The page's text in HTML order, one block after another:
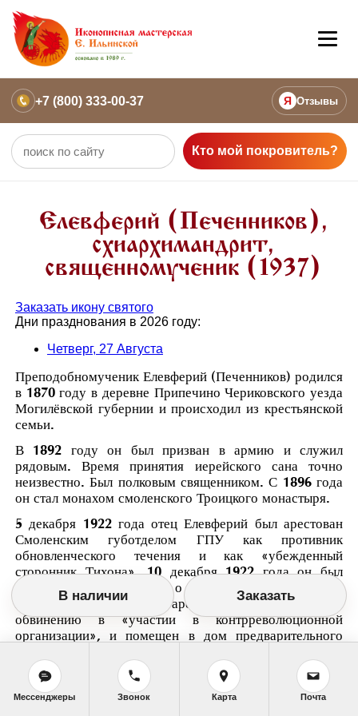
+7 (800) 333-00-37 Я Отзывы
Кто мой покровитель?
Елевферий (Печенников),
схиархимандрит,
священномученик (1937)
Заказать икону святого
Дни празднования в 2026 году:
Четверг, 27 Августа
Преподобномученик Елевферий (Печенников) родился
в 1870 году в деревне Припечино Чериковского уезда
Могилёвской губернии и происходил из крестьянской
семьи.
В 1892 году он был призван в армию и служил
рядовым. Время принятия иерейского сана точно
неизвестно. Был полковым священником. С 1896 года
он стал монахом смоленского Троицкого монастыря.
5 декабря 1922 года отец Елевферий был арестован
Смоленским губотделом ГПУ как противник
обновленческого течения и как «убежденный
сторонник Тихона». 10 декабря 1922 года он был
освобожден с подпиской о невыезде. 20 марта 1924
года монах снова был арестован, на этот раз по
обвинению в «участии в контрреволюционной
организации», и помещен в дом предварительного
обвинение с него было снято и подписка о невыезде
отменена.
В наличии Заказать
Мессенджеры Звонок Карта Почта